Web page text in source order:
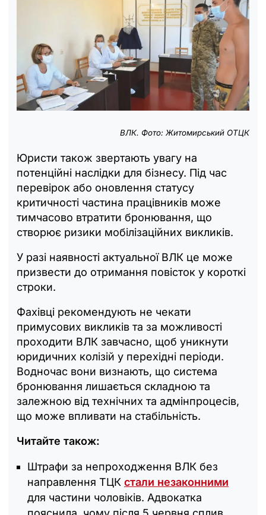
ВЛК. Фото: Житомирський ОТЦК
Юристи також звертають увагу на
потенційні наслідки для бізнесу. Під час
перевірок або оновлення статусу
критичності частина працівників може
тимчасово втратити бронювання, що
створює ризики мобілізаційних викликів.
У разі наявності актуальної ВЛК це може
призвести до отримання повісток у короткі
строки.
Фахівці рекомендують не чекати
примусових викликів та за можливості
проходити ВЛК завчасно, щоб уникнути
юридичних колізій у перехідні періоди.
Водночас вони визнають, що система
бронювання лишається складною та
залежною від технічних та адмінпроцесів,
що може впливати на стабільність.
Читайте також:
Штрафи за непроходження ВЛК без
направлення ТЦК стали незаконними
для частини чоловіків. Адвокатка